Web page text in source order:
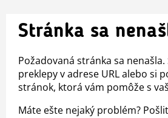
Stránka sa
Požadovaná stránka sa
preklepy v adrese URL alebo si
stránok, ktorá vám pomôže s
Máte ešte nejaký problém?